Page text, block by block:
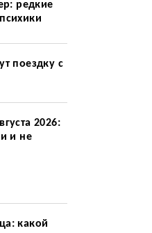
редкие
поездку с
2026:
и не
какой